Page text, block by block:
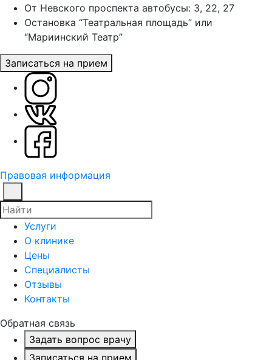
От Невского проспекта автобусы: 3, 22, 27
Остановка “Театральная площадь” или
“Мариинский Театр”
Записаться на прием
Правовая информация
Услуги
О клинике
Цены
Специалисты
Отзывы
Контакты
Обратная связь
Задать вопрос врачу
Записаться на прием